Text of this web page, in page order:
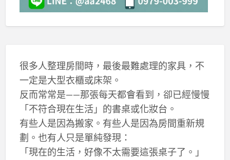
很多人整理房間時，最後最難處理的家具，不
一定是大型衣櫃或床架。
反而常常是——那張每天都會看到，卻已經慢慢
「不符合現在生活」的書桌或化妝台。
有些人是因為搬家。有些人是因為房間重新規
劃。也有人只是單純發現：
「現在的生活，好像不太需要這張桌子了。」